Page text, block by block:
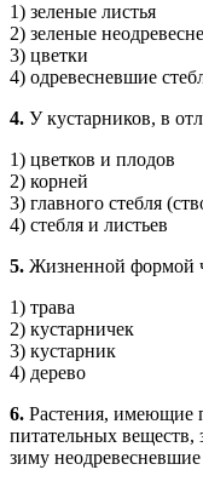
1) зеленые листья
2) зеленые
3) цветки
4) одревесневшие
4. У кустарников, в
1) цветков и плодов
2) корней
3) главного стебля
4) стебля и листьев
5. Жизненной формой
1) трава
2) кустарничек
3) кустарник
4) дерево
6. Растения, имеющие
питательных
зиму